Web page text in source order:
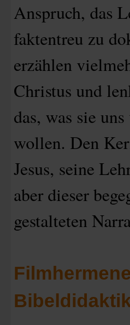
Anspruch, das
faktentreu zu
erzählen
Christus und
das, was sie
wollen. Den
Jesus, seine
aber dieser
gestalteten